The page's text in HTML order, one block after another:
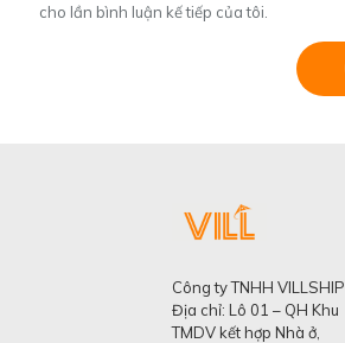
cho lần bình luận kế tiếp của tôi.
Công ty TNHH VILLSHIP
Địa chỉ: Lô 01 – QH Khu
TMDV kết hợp Nhà ở,